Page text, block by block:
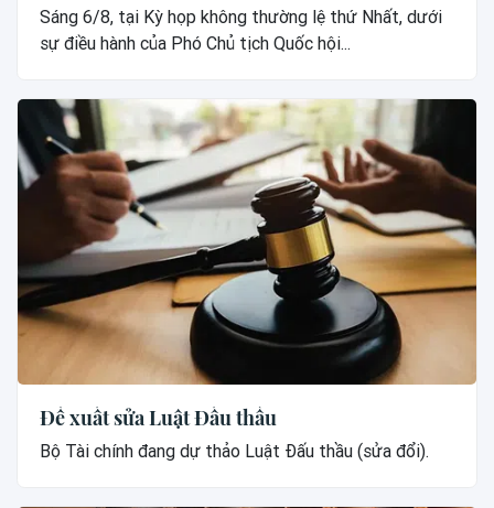
Sáng 6/8, tại Kỳ họp không thường lệ thứ Nhất, dưới
sự điều hành của Phó Chủ tịch Quốc hội...
Đề xuất sửa Luật Đấu thầu
Bộ Tài chính đang dự thảo Luật Đấu thầu (sửa đổi).